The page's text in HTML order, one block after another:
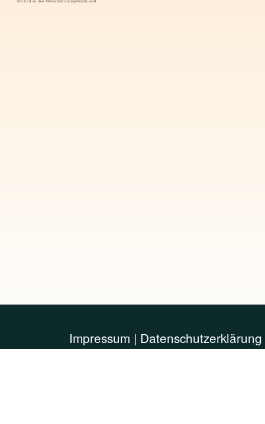
lebt und so den Menschen nahegebracht wird.
Impressum | Datenschutzerklärung